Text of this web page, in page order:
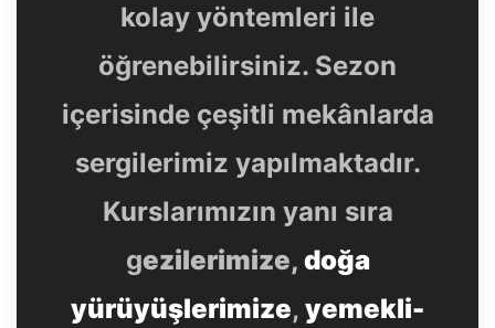
kolay yöntemleri ile
öğrenebilirsiniz. Sezon
içerisinde çeşitli mekânlarda
sergilerimiz yapılmaktadır.
Kurslarımızın yanı sıra
gezilerimize, doğa
yürüyüşlerimize, yemekli-